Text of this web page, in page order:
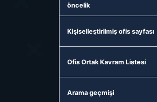
öncelik
Kişiselleştirilmiş ofis sayfası
Ofis Ortak Kavram Listesi
Arama geçmişi